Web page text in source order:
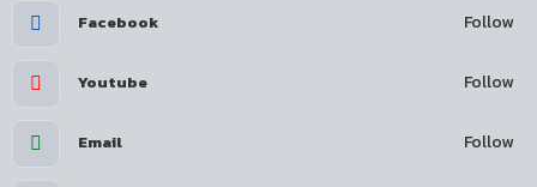
Facebook Follow
Youtube Follow
Email Follow